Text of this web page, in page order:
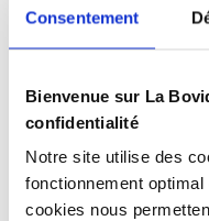
Consentement
Bienvenue sur La
confidentialité
Notre site utilise des
fonctionnement
cookies nous